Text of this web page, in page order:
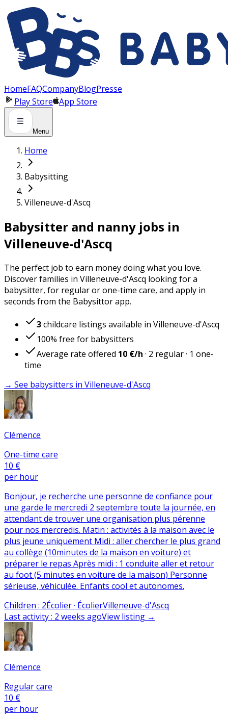
HomeFAQCompanyBlogPresse
Play Store App Store
Menu
Home
Babysitting
Villeneuve-d'Ascq
Babysitter and nanny jobs in
Villeneuve-d'Ascq
The perfect job to earn money doing what you love.
Discover families in Villeneuve-d'Ascq looking for a
babysitter, for regular or one-time care, and apply in
seconds from the Babysittor app.
3childcare listings available in Villeneuve-d'Ascq
100% free for babysitters
Average rate offered 10 €/h · 2 regular· 1 one-
time
→ See babysitters in Villeneuve-d'Ascq
Clémence
One-time care
10 €
per hour
Bonjour, je recherche une personne de confiance pour
une garde le mercredi 2 septembre toute la journée, en
attendant de trouver une organisation plus pérenne
pour nos mercredis. Matin : activités à la maison avec le
plus jeune uniquement Midi : aller chercher le plus grand
au collège (10minutes de la maison en voiture) et
préparer le repas Après midi : 1 conduite aller et retour
au foot (5 minutes en voiture de la maison) Personne
sérieuse, véhiculée. Enfants cool et autonomes.
Children : 2Écolier · ÉcolierVilleneuve-d'Ascq
Last activity: 2 weeks agoView listing →
Clémence
Regular care
10 €
per hour
Panneau de gestion des cookies